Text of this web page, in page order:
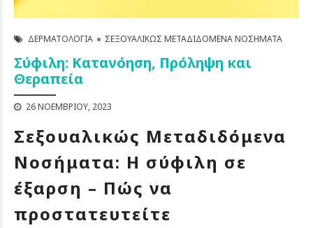
ΔΕΡΜΑΤΟΛΟΓΊΑ ΣΕΞΟΥΑΛΙΚΏΣ ΜΕΤΑΔΙΔΌΜΕΝΑ ΝΟΣΉΜΑΤΑ
Σύφιλη: Κατανόηση, Πρόληψη και
Θεραπεία
26 ΝΟΕΜΒΡΊΟΥ, 2023
Σεξουαλικώς Μεταδιδόμενα
Νοσήματα: Η σύφιλη σε
έξαρση – Πώς να
προστατευτείτε